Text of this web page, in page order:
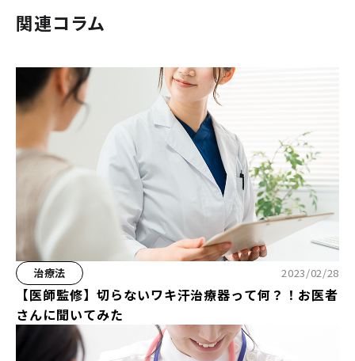
関連コラム
治療法 2023/02/28
【医師監修】切らないワキ汗治療器って何？！お医者
さんに聞いてみた